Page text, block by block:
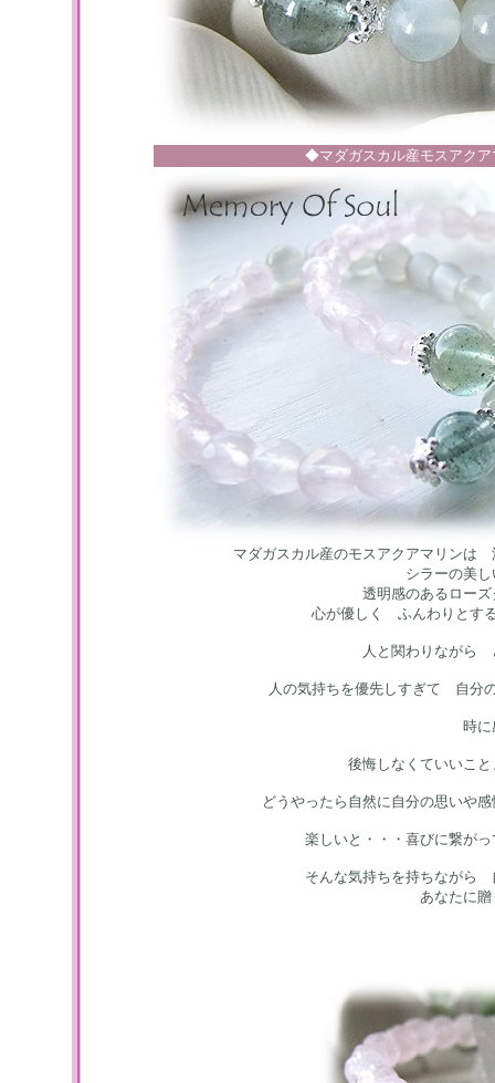
◆マダガスカル産モスアク
マダガスカル産のモスアクアマリンは
シラーの美
透明感のあるロー
心が優しく ふんわりとす
人と関わりながら
人の気持ちを優先しすぎて 自分
時
後悔しなくていいこ
どうやったら自然に自分の思いや
楽しいと・・・喜びに繋が
そんな気持ちを持ちながら
あなたに